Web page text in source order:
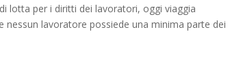
lotta per i diritti dei lavoratori, oggi viaggia
lavoratore possiede una minima parte dei